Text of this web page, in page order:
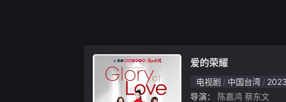
爱的荣耀
电视剧 中国台湾 2023
导演：
陈嘉鸿 蔡东文